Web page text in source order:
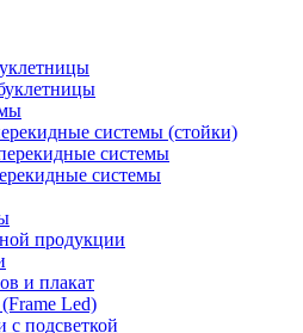
системы (стойки)
системы
системы
продукции
и плакат
Led)
с подсветкой